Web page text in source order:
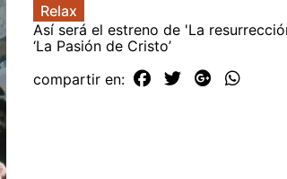
Relax
Así será el estreno de 'La
‘La Pasión de Cristo’
compartir en: